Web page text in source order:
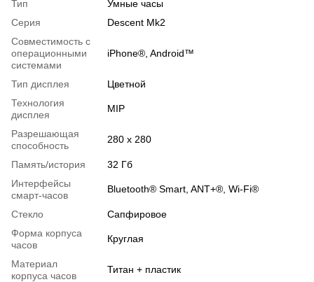
Тип
Умные часы
Серия
Descent Mk2
Совместимость с
операционными
системами
iPhone®, Android™
Тип дисплея
Цветной
Технология
дисплея
MIP
Разрешающая
способность
280 x 280
Память/история
32 Гб
Интерфейсы
смарт-часов
Bluetooth® Smart, ANT+®, Wi-Fi®
Стекло
Сапфировое
Форма корпуса
часов
Круглая
Материал
корпуса часов
Титан + пластик